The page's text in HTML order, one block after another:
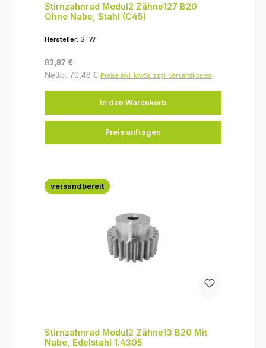
Stirnzahnrad Modul2 Zähne127 B20
Ohne Nabe, Stahl (C45)
Hersteller: STW
Regulärer Preis:
83,87 €
Netto: 70,48 € Preise inkl. MwSt. zzgl. Versandkosten
In den Warenkorb
Preis anfragen
versandbereit
Stirnzahnrad Modul2 Zähne13 B20 Mit
Nabe, Edelstahl 1.4305